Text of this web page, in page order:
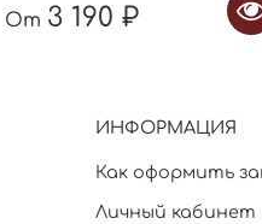
От 3 190 ₽
ИНФОРМАЦИЯ
Как оформить
Личный кабинет